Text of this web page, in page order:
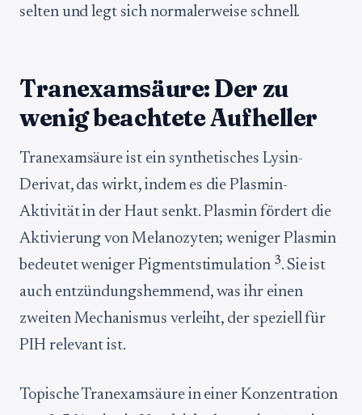
selten und legt sich normalerweise schnell.
Tranexamsäure: Der zu
wenig beachtete Aufheller
Tranexamsäure ist ein synthetisches Lysin-
Derivat, das wirkt, indem es die Plasmin-
Aktivität in der Haut senkt. Plasmin fördert die
Aktivierung von Melanozyten; weniger Plasmin
bedeutet weniger Pigmentstimulation 3. Sie ist
auch entzündungshemmend, was ihr einen
zweiten Mechanismus verleiht, der speziell für
PIH relevant ist.
Topische Tranexamsäure in einer Konzentration